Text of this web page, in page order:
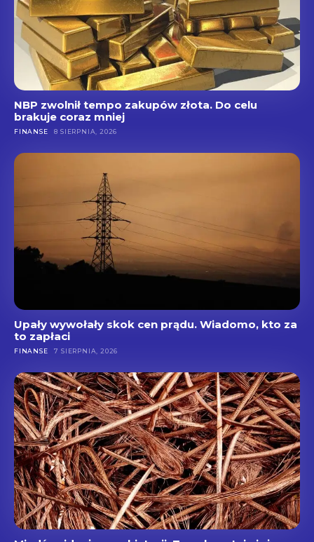
NBP zwolnił tempo zakupów złota. Do celu
brakuje coraz mniej
FINANSE 8 SIERPNIA, 2026
Upały wywołały skok cen prądu. Wiadomo, kto za
to zapłaci
FINANSE 7 SIERPNIA, 2026